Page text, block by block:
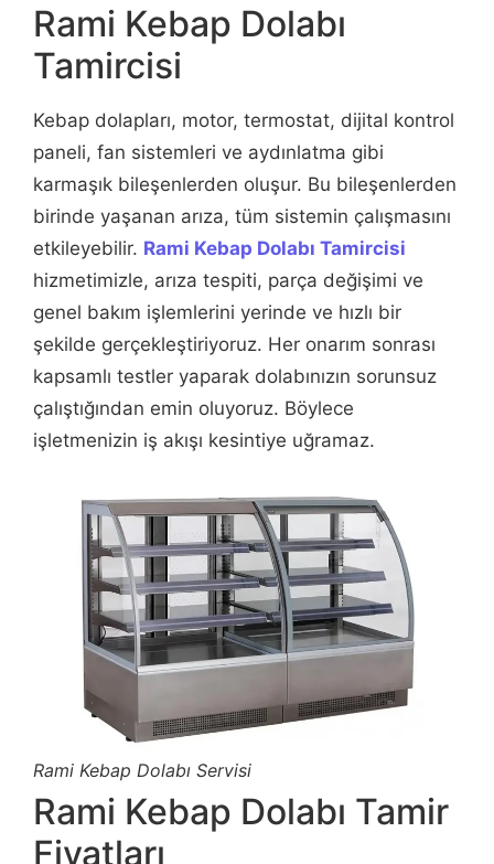
Rami Kebap Dolabı
Tamircisi
Kebap dolapları, motor, termostat, dijital kontrol
paneli, fan sistemleri ve aydınlatma gibi
karmaşık bileşenlerden oluşur. Bu bileşenlerden
birinde yaşanan arıza, tüm sistemin çalışmasını
etkileyebilir. Rami Kebap Dolabı Tamircisi
hizmetimizle, arıza tespiti, parça değişimi ve
genel bakım işlemlerini yerinde ve hızlı bir
şekilde gerçekleştiriyoruz. Her onarım sonrası
kapsamlı testler yaparak dolabınızın sorunsuz
çalıştığından emin oluyoruz. Böylece
işletmenizin iş akışı kesintiye uğramaz.
Rami Kebap Dolabı Servisi
Rami Kebap Dolabı Tamir
Fiyatları